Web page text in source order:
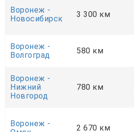
Воронеж -
Новосибирск
3 300 км
Воронеж -
Волгоград
580 км
Воронеж -
Нижний
Новгород
780 км
Воронеж -
2 670 км